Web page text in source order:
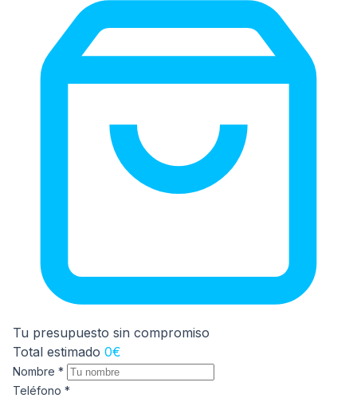
Colchón Presidential / Especial (ancho 200-
220 cm)
Tu presupuesto sin compromiso
Total estimado 0€
Nombre *
Teléfono *